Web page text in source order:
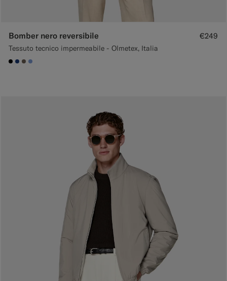
Bomber nero reversibile
Tessuto tecnico impermeabile - Olmetex, Italia
€249
#000000
#1C3D7A
#706559
#82A1DC